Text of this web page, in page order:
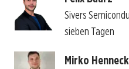
Sivers
sieben Tagen
Mirko